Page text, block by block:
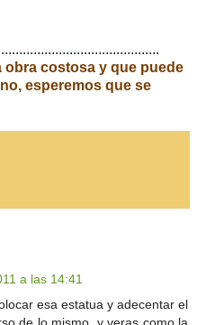
costosa y que puede
esperemos que se
a las 14:41
esa estatua y adecentar el
de lo mismo, y veras como la